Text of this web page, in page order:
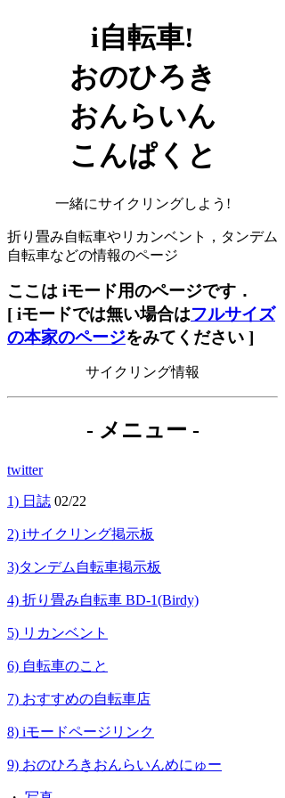
i自転車!
おのひろき
おんらいん
こんぱくと
一緒にサイクリングしよう!
折り畳み自転車やリカンベント，タンデム
自転車などの情報のページ
ここは iモード用のページです．
[ iモードでは無い場合はフルサイズ
の本家のページをみてください ]
サイクリング情報
- メニュー -
twitter
1) 日誌 02/22
2) iサイクリング掲示板
3)タンデム自転車掲示板
4) 折り畳み自転車 BD-1(Birdy)
5) リカンベント
6) 自転車のこと
7) おすすめの自転車店
8) iモードページリンク
9) おのひろきおんらいんめにゅー